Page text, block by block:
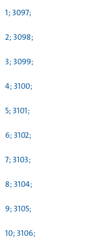
1; 3097;
2; 3098;
3; 3099;
4; 3100;
5; 3101;
6; 3102;
7; 3103;
8; 3104;
9; 3105;
10; 3106;